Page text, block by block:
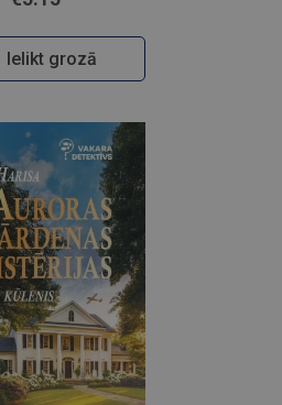
Ielikt grozā